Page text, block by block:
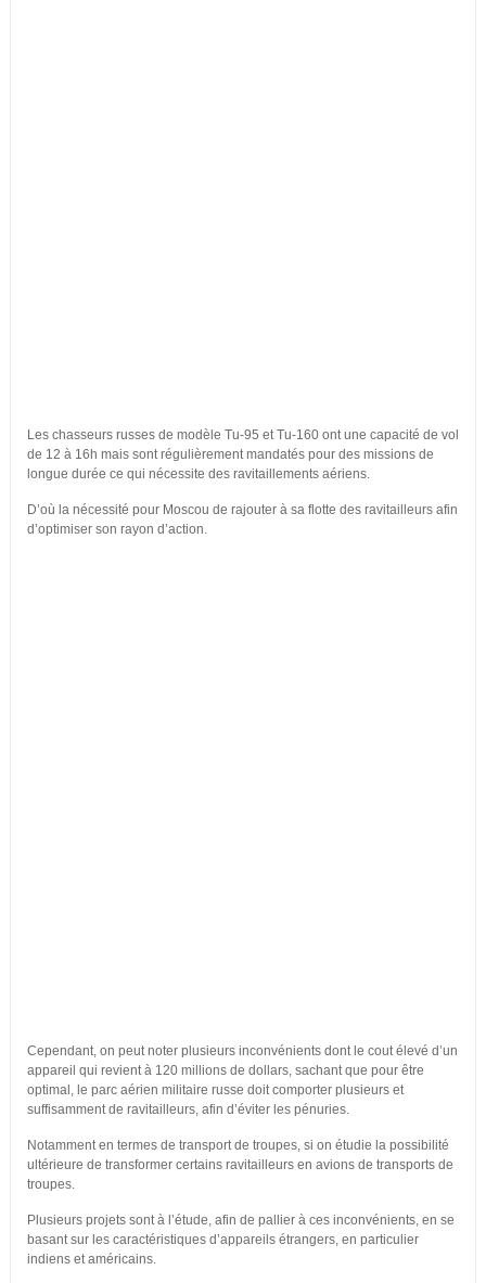
Les chasseurs russes de modèle Tu-95 et Tu-160 ont une capacité de vol
de 12 à 16h mais sont régulièrement mandatés pour des missions de
longue durée ce qui nécessite des ravitaillements aériens.
D’où la nécessité pour Moscou de rajouter à sa flotte des ravitailleurs afin
d’optimiser son rayon d’action.
Cependant, on peut noter plusieurs inconvénients dont le cout élevé d’un
appareil qui revient à 120 millions de dollars, sachant que pour être
optimal, le parc aérien militaire russe doit comporter plusieurs et
suffisamment de ravitailleurs, afin d’éviter les pénuries.
Notamment en termes de transport de troupes, si on étudie la possibilité
ultérieure de transformer certains ravitailleurs en avions de transports de
troupes.
Plusieurs projets sont à l’étude, afin de pallier à ces inconvénients, en se
basant sur les caractéristiques d’appareils étrangers, en particulier
indiens et américains.